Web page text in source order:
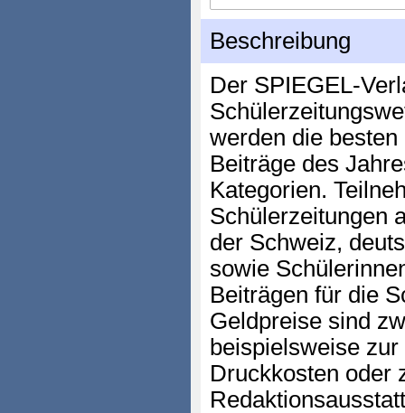
Beschreibung
Der SPIEGEL-
werden die
Beiträge des
Kategorien.
Schülerzeitungen
der Schweiz,
sowie
Beiträgen für die
Geldpreise sind
beispielsweise
Druckkosten oder